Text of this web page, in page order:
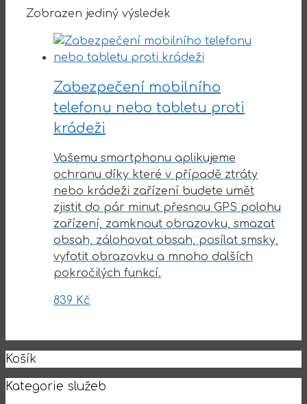
Zobrazen jediný výsledek
Zabezpečení mobilního
telefonu nebo tabletu proti
krádeži
Vašemu smartphonu aplikujeme
ochranu díky které v případě ztráty
nebo krádeži zařízení budete umět
zjistit do pár minut přesnou GPS polohu
zařízení, zamknout obrazovku, smazat
obsah, zálohovat obsah, posílat smsky,
vyfotit obrazovku a mnoho dalších
pokročilých funkcí.
839 Kč
Košík
Kategorie služeb